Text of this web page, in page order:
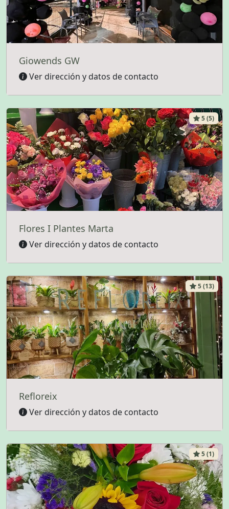
Giowends GW
Ver dirección y datos de contacto
5 (5)
Flores I Plantes Marta
Ver dirección y datos de contacto
5 (13)
Refloreix
Ver dirección y datos de contacto
5 (1)